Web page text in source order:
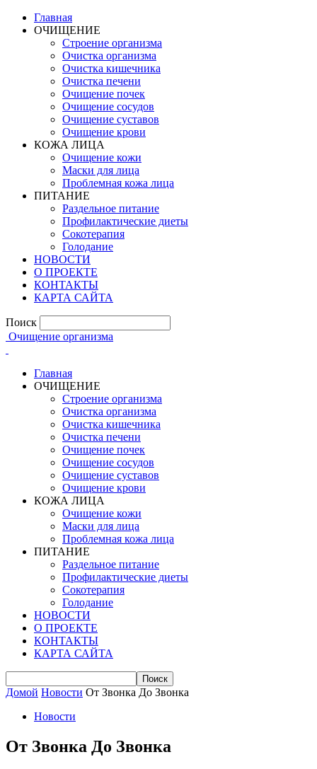
Главная
ОЧИЩЕНИЕ
Строение организма
Очистка организма
Очистка кишечника
Очистка печени
Очищение почек
Очищение сосудов
Очищение суставов
Очищение крови
КОЖА ЛИЦА
Очищение кожи
Маски для лица
Проблемная кожа лица
ПИТАНИЕ
Раздельное питание
Профилактические диеты
Сокотерапия
Голодание
НОВОСТИ
О ПРОЕКТЕ
КОНТАКТЫ
КАРТА САЙТА
Поиск
Очищение организма
Главная
ОЧИЩЕНИЕ
Строение организма
Очистка организма
Очистка кишечника
Очистка печени
Очищение почек
Очищение сосудов
Очищение суставов
Очищение крови
КОЖА ЛИЦА
Очищение кожи
Маски для лица
Проблемная кожа лица
ПИТАНИЕ
Раздельное питание
Профилактические диеты
Сокотерапия
Голодание
НОВОСТИ
О ПРОЕКТЕ
КОНТАКТЫ
КАРТА САЙТА
Домой Новости От Звонка До Звонка
Новости
От Звонка До Звонка